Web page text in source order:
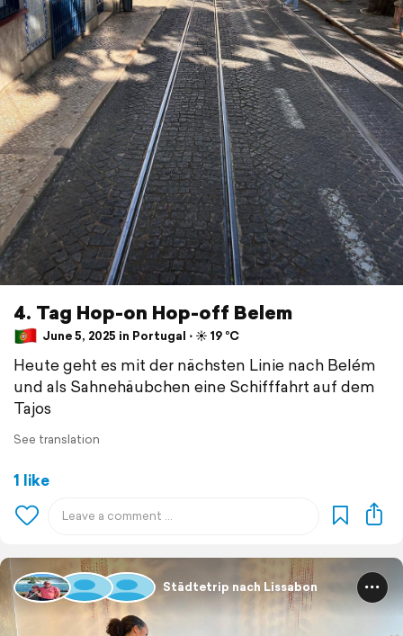
4. Tag Hop-on Hop-off Belem
June 5, 2025 in Portugal ⋅ ☀️ 19 °C
Heute geht es mit der nächsten Linie nach Belém
und als Sahnehäubchen eine Schifffahrt auf dem
Tajos
See translation
1 like
Städtetrip nach Lissabon